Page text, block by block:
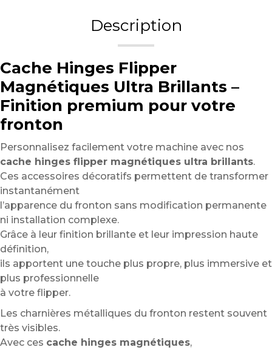
Description
Cache Hinges Flipper
Magnétiques Ultra Brillants –
Finition premium pour votre
fronton
Personnalisez facilement votre machine avec nos
cache hinges flipper magnétiques ultra brillants.
Ces accessoires décoratifs permettent de transformer
instantanément
l’apparence du fronton sans modification permanente
ni installation complexe.
Grâce à leur finition brillante et leur impression haute
définition,
ils apportent une touche plus propre, plus immersive et
plus professionnelle
à votre flipper.
Les charnières métalliques du fronton restent souvent
très visibles.
Avec ces cache hinges magnétiques,